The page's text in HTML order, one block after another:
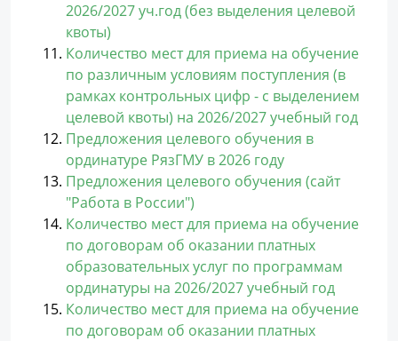
2026/2027 уч.год (без выделения целевой
квоты)
Количество мест для приема на обучение
по различным условиям поступления (в
рамках контрольных цифр - с выделением
целевой квоты) на 2026/2027 учебный год
Предложения целевого обучения в
ординатуре РязГМУ в 2026 году
Предложения целевого обучения (сайт
"Работа в России")
Количество мест для приема на обучение
по договорам об оказании платных
образовательных услуг по программам
ординатуры на 2026/2027 учебный год
Количество мест для приема на обучение
по договорам об оказании платных